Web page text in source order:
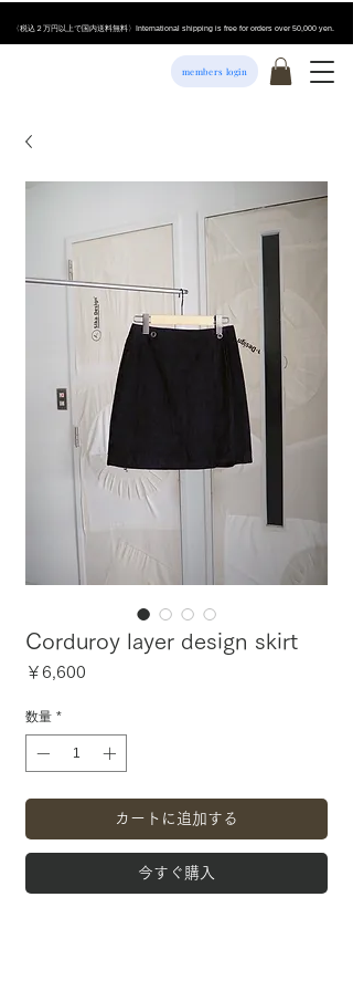
​〈税込２万円以上で国内送料無料〉International shipping is free for orders over 50,000 yen.
members login
Corduroy layer design skirt
￥6,600
数量 *
カートに追加する
今すぐ購入